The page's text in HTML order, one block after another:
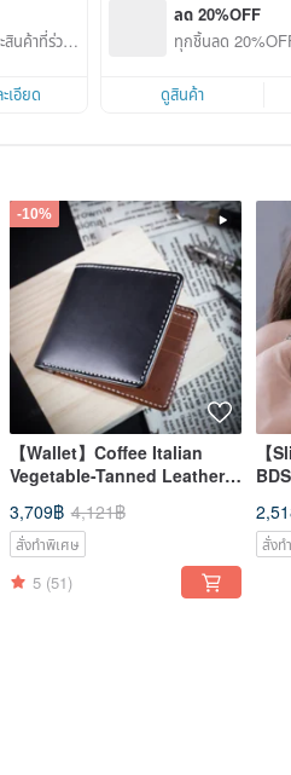
อง Mister
องทำเอง)
นค้าที่ร่วมร
เอียด
ลด 20%OFF
ทุกชิ้นลด
ดูสินค้า
-10%
【Wallet】Coffee Italian
Vegetable-Tanned Leather
Customizable Engraving
Mister Handmade
3,709฿ 4,121฿
สั่งทำพิเศษ
5 (51)
【
สั่งท